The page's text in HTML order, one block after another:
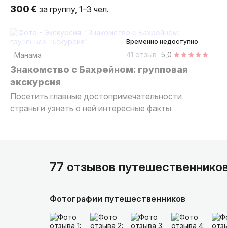
300 € за группу, 1–3 чел.
Временно недоступно
5,5 часа
на автобусе
групповая
Манама
5,0
41 отзыв
Знакомство с Бахрейном: групповая
экскурсия
Посетить главные достопримечательности
страны и узнать о ней интересные факты
77 отзывов
Фотографии путешественников